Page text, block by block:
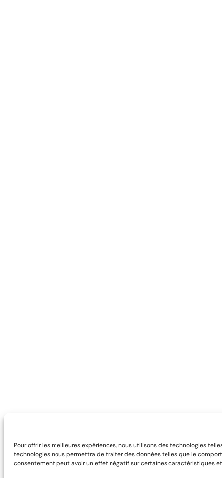
Pour offrir les meilleures expériences, nous utilisons des technologies
technologies nous permettra de traiter des données telles que le
consentement peut avoir un effet négatif sur certaines caractéristiques